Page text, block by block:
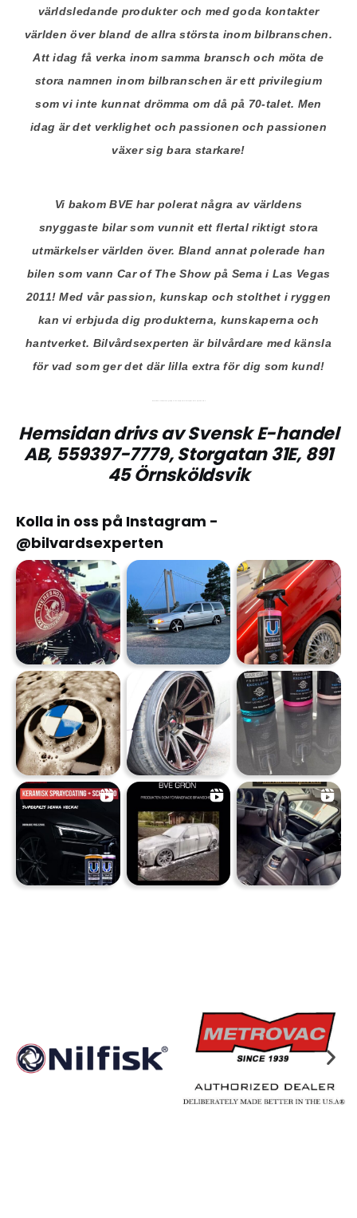
världsledande produkter och med goda kontakter
världen över bland de allra största inom bilbranschen.
Att idag få verka inom samma bransch och möta de
stora namnen inom bilbranschen är ett privilegium
som vi inte kunnat drömma om då på 70-talet. Men
idag är det verklighet och passionen och passionen
växer sig bara starkare!
Vi bakom BVE har polerat några av världens
snyggaste bilar som vunnit ett flertal riktigt stora
utmärkelser världen över. Bland annat polerade han
bilen som vann Car of The Show på Sema i Las Vegas
2011! Med vår passion, kunskap och stolthet i ryggen
kan vi erbjuda dig produkterna, kunskaperna och
hantverket. Bilvårdsexperten är bilvårdare med känsla
för vad som ger det där lilla extra för dig som kund!
Hemsidan drivs av Svensk E-handel
AB, 559397-7779, Storgatan 31E, 891
45 Örnsköldsvik
Kolla in oss på Instagram -
@bilvardsexperten